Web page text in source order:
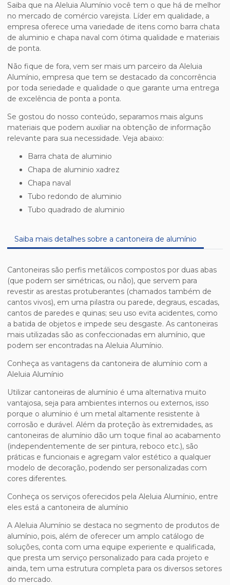
Saiba que na Aleluia Alumínio você tem o que há de melhor
no mercado de comércio varejista. Líder em qualidade, a
empresa oferece uma variedade de itens como barra chata
de aluminio e chapa naval com ótima qualidade e materiais
de ponta.
Não fique de fora, vem ser mais um parceiro da Aleluia
Alumínio, empresa que tem se destacado da concorrência
por toda seriedade e qualidade o que garante uma entrega
de excelência de ponta a ponta.
Se gostou do nosso conteúdo, separamos mais alguns
materiais que podem auxiliar na obtenção de informação
relevante para sua necessidade. Veja abaixo:
barra chata de aluminio
chapa de aluminio xadrez
chapa naval
tubo redondo de aluminio
tubo quadrado de aluminio
Saiba mais detalhes sobre a cantoneira de alumínio
Cantoneiras são perfis metálicos compostos por duas abas
(que podem ser simétricas, ou não), que servem para
revestir as arestas protuberantes (chamados também de
cantos vivos), em uma pilastra ou parede, degraus, escadas,
cantos de paredes e quinas; seu uso evita acidentes, como
a batida de objetos e impede seu desgaste. As cantoneiras
mais utilizadas são as confeccionadas em alumínio, que
podem ser encontradas na Aleluia Alumínio.
Conheça as vantagens da cantoneira de alumínio com a
Aleluia Alumínio
Utilizar cantoneiras de alumínio é uma alternativa muito
vantajosa, seja para ambientes internos ou externos, isso
porque o alumínio é um metal altamente resistente à
corrosão e durável. Além da proteção às extremidades, as
cantoneiras de alumínio dão um toque final ao acabamento
(independentemente de ser pintura, reboco etc.), são
práticas e funcionais e agregam valor estético a qualquer
modelo de decoração, podendo ser personalizadas com
cores diferentes.
Conheça os serviços oferecidos pela Aleluia Alumínio, entre
eles está a cantoneira de alumínio
A Aleluia Alumínio se destaca no segmento de produtos de
alumínio, pois, além de oferecer um amplo catálogo de
soluções, conta com uma equipe experiente e qualificada,
que presta um serviço personalizado para cada projeto e
ainda, tem uma estrutura completa para os diversos setores
do mercado.